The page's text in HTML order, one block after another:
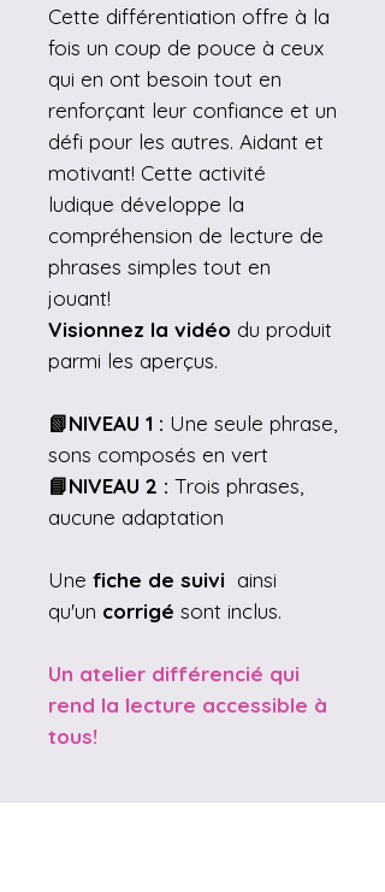
Cette différentiation offre à la
fois un coup de pouce à ceux
qui en ont besoin tout en
renforçant leur confiance et un
défi pour les autres. Aidant et
motivant! Cette activité
ludique développe la
compréhension de lecture de
phrases simples tout en
jouant!
Visionnez la vidéo du produit
parmi les aperçus.
📗NIVEAU 1 : Une seule phrase,
sons composés en vert
📘NIVEAU 2 : Trois phrases,
aucune adaptation
Une fiche de suivi ainsi
qu'un corrigé sont inclus.
Un atelier différencié qui
rend la lecture accessible à
tous!